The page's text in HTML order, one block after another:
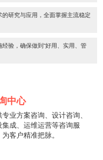
研究与应用，全面掌握主流稳定
验，确保做到“好用、实用、管
中心
专业方案咨询、设计咨询、
集成、运维运营等咨询服
为客户精准把脉。